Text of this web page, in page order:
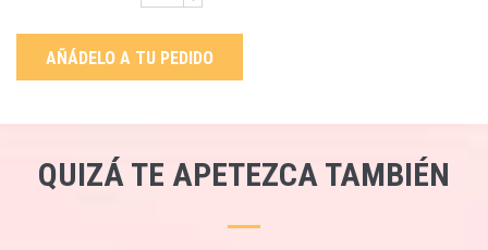
AÑÁDELO A TU PEDIDO
QUIZÁ TE APETEZCA TAMBIÉN